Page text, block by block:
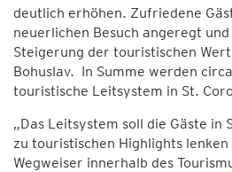
deutlich erhöhen. Zufriedene
neuerlichen Besuch angeregt
Steigerung der touristischen
Bohuslav. In Summe werden
touristische Leitsystem in St.
„Das Leitsystem soll die Gäste in
zu touristischen Highlights lenken
Wegweiser innerhalb des